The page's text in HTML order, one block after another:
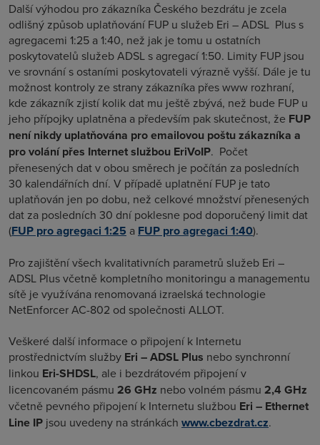
Další výhodou pro zákazníka Českého bezdrátu je zcela
odlišný způsob uplatňování FUP u služeb Eri – ADSL Plus s
agregacemi 1:25 a 1:40, než jak je tomu u ostatních
poskytovatelů služeb ADSL s agregací 1:50. Limity FUP jsou
ve srovnání s ostaními poskytovateli výrazně vyšší. Dále je tu
možnost kontroly ze strany zákazníka přes www rozhraní,
kde zákazník zjistí kolik dat mu ještě zbývá, než bude FUP u
jeho přípojky uplatněna a především pak skutečnost, že FUP
není nikdy uplatňována pro emailovou poštu zákazníka a
pro volání přes Internet službou EriVoIP. Počet
přenesených dat v obou směrech je počítán za posledních
30 kalendářních dní. V případě uplatnění FUP je tato
uplatňován jen po dobu, než celkové množství přenesených
dat za posledních 30 dní poklesne pod doporučený limit dat
(FUP pro agregaci 1:25 a FUP pro agregaci 1:40).
Pro zajištění všech kvalitativních parametrů služeb Eri –
ADSL Plus včetně kompletního monitoringu a managementu
sítě je využívána renomovaná izraelská technologie
NetEnforcer AC-802 od společnosti ALLOT.
Veškeré další informace o připojení k Internetu
prostřednictvím služby Eri – ADSL Plus nebo synchronní
linkou Eri-SHDSL, ale i bezdrátovém připojení v
licencovaném pásmu 26 GHz nebo volném pásmu 2,4 GHz
včetně pevného připojení k Internetu službou Eri – Ethernet
Line IP jsou uvedeny na stránkách www.cbezdrat.cz.